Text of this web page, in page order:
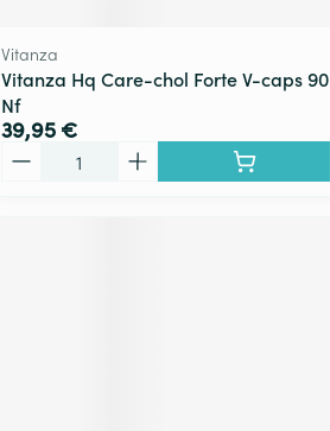
Vitanza
Vitanza Hq Care-chol Forte V-caps 90
Nf
39,95 €